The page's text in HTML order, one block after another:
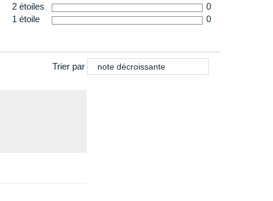
2 étoiles
0
1 étoile
0
Trier par note décroissante